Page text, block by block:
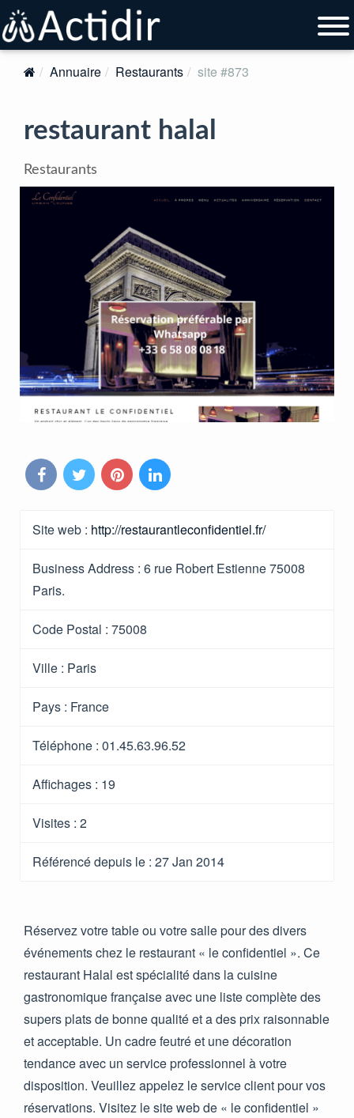
Annuaire Restaurants site #873
restaurant halal
Restaurants
Site web : http://restaurantleconfidentiel.fr/
Business Address : 6 rue Robert Estienne 75008
Paris.
Code Postal : 75008
Ville : Paris
Pays : France
Téléphone : 01.45.63.96.52
Affichages : 19
Visites : 2
Référencé depuis le : 27 Jan 2014
Réservez votre table ou votre salle pour des divers
événements chez le restaurant « le confidentiel ». Ce
restaurant Halal est spécialité dans la cuisine
gastronomique française avec une liste complète des
supers plats de bonne qualité et a des prix raisonnable
et acceptable. Un cadre feutré et une décoration
tendance avec un service professionnel à votre
disposition. Veuillez appelez le service client pour vos
réservations. Visitez le site web de « le confidentiel »